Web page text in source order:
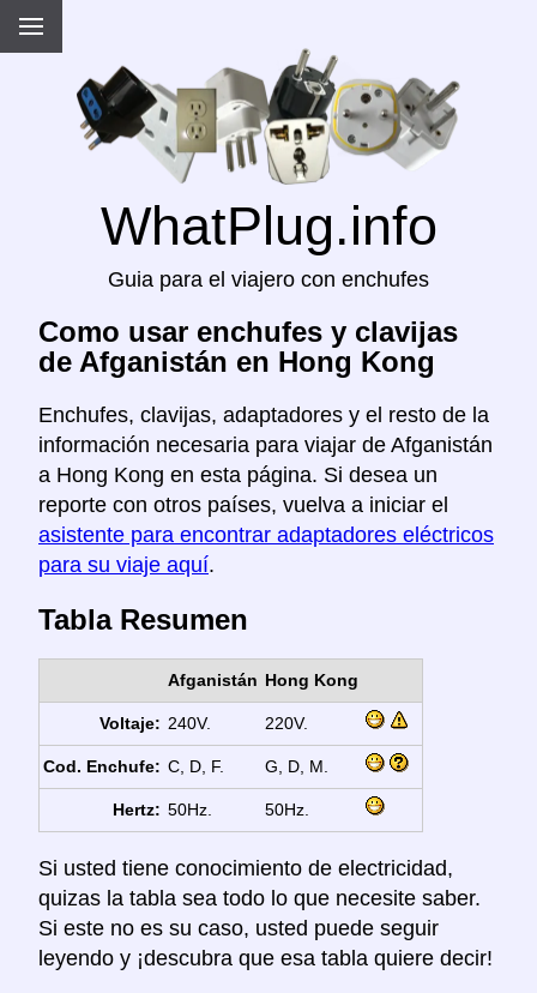
WhatPlug.info
Guia para el viajero con enchufes
Como usar enchufes y clavijas
de Afganistán en Hong Kong
Enchufes, clavijas, adaptadores y el resto de la
información necesaria para viajar de Afganistán
a Hong Kong en esta página. Si desea un
reporte con otros países, vuelva a iniciar el
asistente para encontrar adaptadores eléctricos
para su viaje aquí.
Tabla Resumen
Afganistán Hong Kong
Voltaje: 240V. 220V.
Cod. Enchufe: C, D, F. G, D, M.
Hertz: 50Hz. 50Hz.
Si usted tiene conocimiento de electricidad,
quizas la tabla sea todo lo que necesite saber.
Si este no es su caso, usted puede seguir
leyendo y ¡descubra que esa tabla quiere decir!